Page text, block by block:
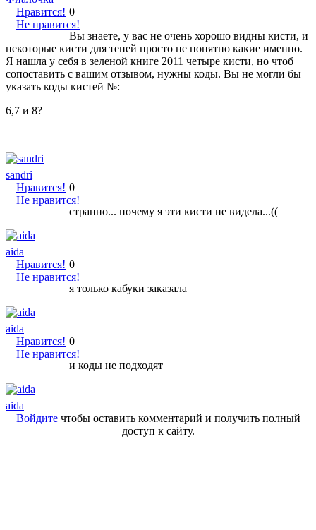
Нравится!
Не нравится!
0
Вы знаете, у вас не очень хорошо видны кисти, и
некоторые кисти для теней просто не понятно какие именно.
Я нашла у себя в зеленой книге 2011 четыре кисти, но чтоб
сопоставить с вашим отзывом, нужны коды. Вы не могли бы
указать коды кистей №:
6,7 и 8?
sandri
Нравится!
Не нравится!
0
странно... почему я эти кисти не видела...((
aida
Нравится!
Не нравится!
0
я только кабуки заказала
aida
Нравится!
Не нравится!
0
и коды не подходят
aida
Войдитечтобы оставить комментарий и получить полный
доступ к сайту.